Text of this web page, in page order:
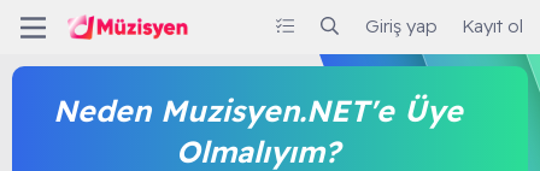
Giriş yap Kayıt ol
Neden Muzisyen.NET'e Üye
Olmalıyım?